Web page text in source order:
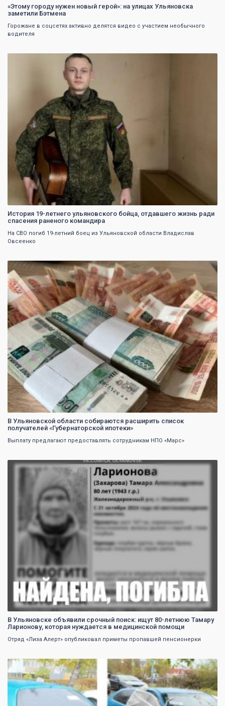
«Этому городу нужен новый герой»: на улицах Ульяновска
заметили Бэтмена
Горожане в соцсетях активно делятся видео с участием необычного
водителя
История 19-летнего ульяновского бойца, отдавшего жизнь ради
спасения раненого командира
На СВО погиб 19-летний боец из Ульяновской области Владислав
Овсеенко
В Ульяновской области собираются расширить список
получателей «Губернаторской ипотеки»
Выплату предлагают предоставлять сотрудникам НПО «Марс»
В Ульяновске объявили срочный поиск: ищут 80-летнюю Тамару
Ларионову, которая нуждается в медицинской помощи
Отряд «Лиза Алерт» опубликовал приметы пропавшей пенсионерки
0